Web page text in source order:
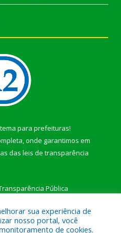
para prefeituras!
onde garantimos em
das leis de transparência
Pública
sua experiência de
nosso portal, você
de cookies.